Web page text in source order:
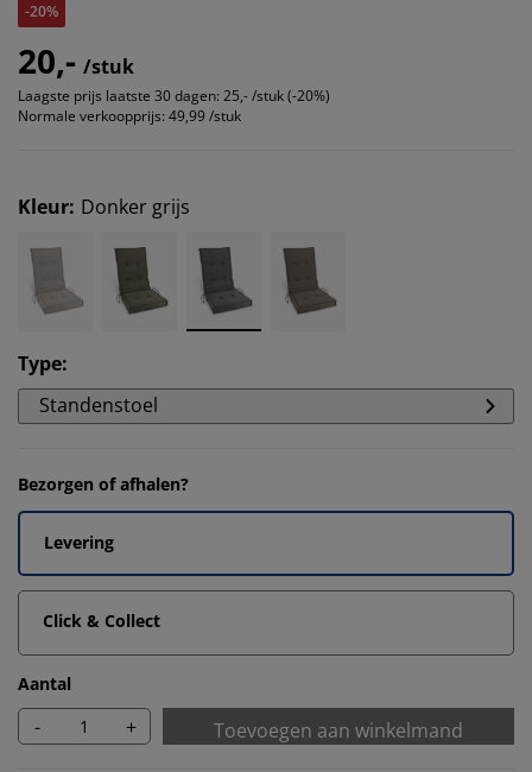
-20%
20,- /stuk
Laagste prijs laatste 30 dagen: 25,- /stuk (-20%)
Normale verkoopprijs: 49,99 /stuk
Kleur: Donker grijs
Type:
Standenstoel
Bezorgen of afhalen?
Levering
Click & Collect
Aantal
- + Toevoegen aan winkelmand